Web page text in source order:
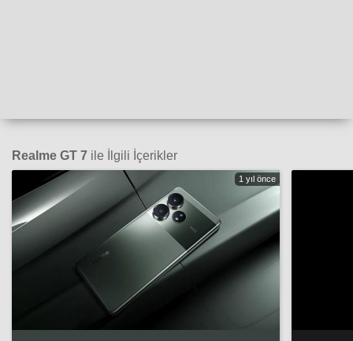
Realme GT 7 ile İlgili İçerikler
1 yıl önce